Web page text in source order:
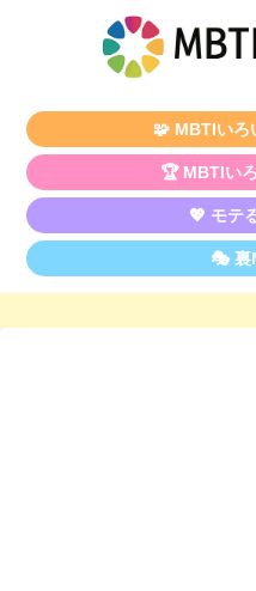
🧩 MBTIいろ
🏆 MBTIい
💖 モテ
🎭 裏